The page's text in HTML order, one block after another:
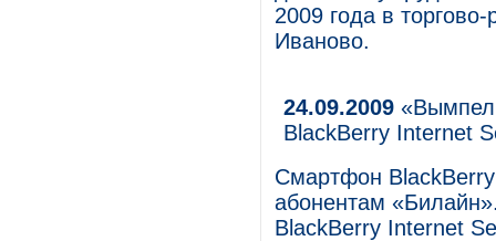
2009 года в
Иваново.
24.09.2009
BlackBerry Internet
Смартфон BlackBerry
абонентам
BlackBerry Internet